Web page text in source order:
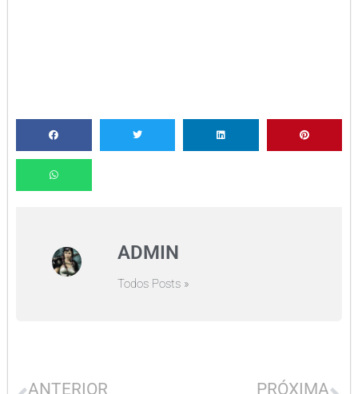
ADMIN
Todos Posts »
ANTERIOR PRÓXIMA